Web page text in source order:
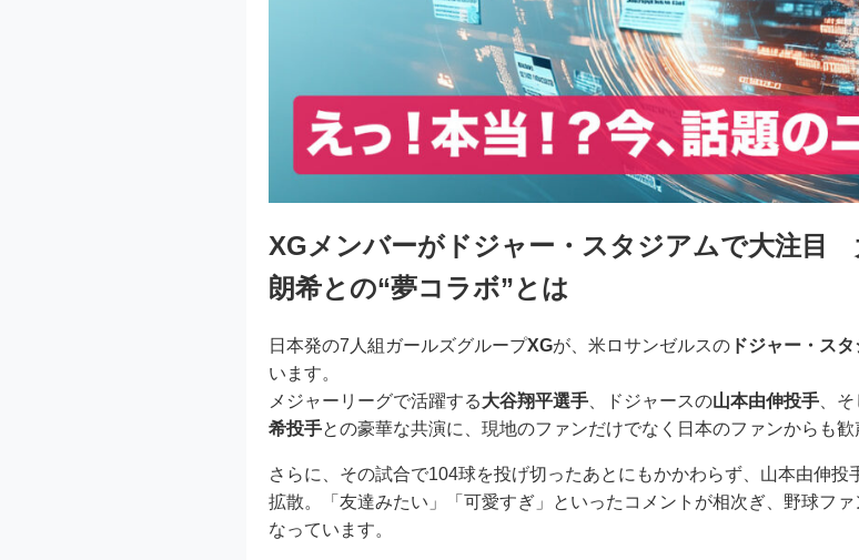
XGメンバーがドジャー・スタジアムで大注目
朗希との“夢コラボ”とは
日本発の7人組ガールズグループXGが、米ロサンゼルスの ドジャー・ス
います。
メジャーリーグで活躍する大谷翔平選手 、ドジャースの山本由伸投手 、
希投手との豪華な共演に、現地のファンだけでなく日本のファンからも歓
さらに、その試合で104球を投げ切ったあとにもかかわらず、山本由伸投
拡散。「友達みたい」「可愛すぎ」といったコメントが相次ぎ、野球フ
なっています。